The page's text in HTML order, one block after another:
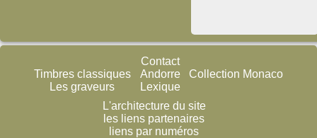
Timbres classiques
Les graveurs
Contact
Andorre
Lexique
Collection Monaco
L'architecture du site
les liens partenaires
liens par numéros